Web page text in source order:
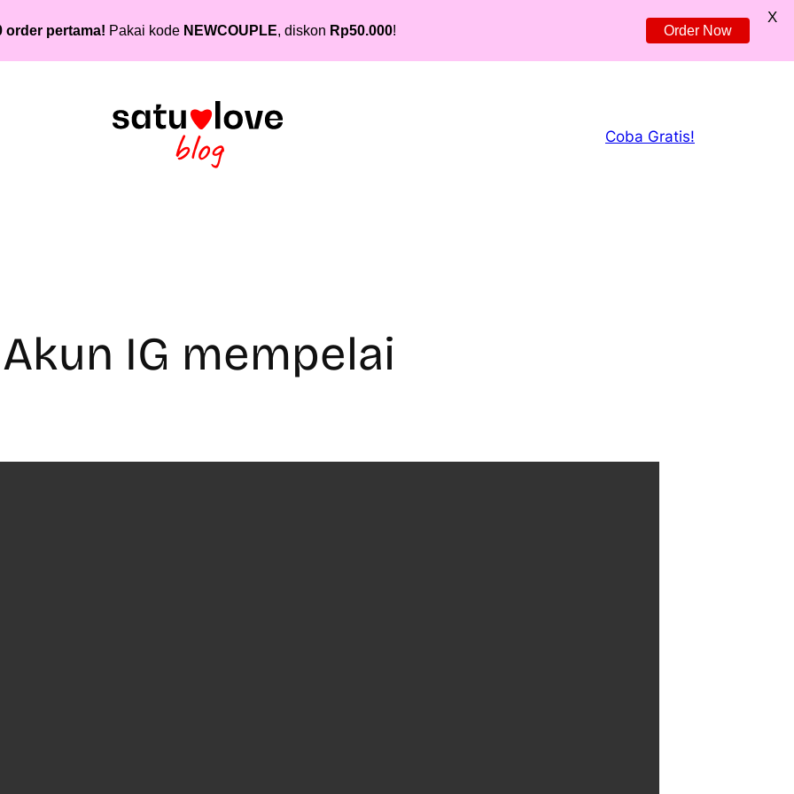
Coba Gratis!
Akun IG mempelai
order pertama! Pakai kode NEWCOUPLE, diskon Rp50.000! Order Now
X